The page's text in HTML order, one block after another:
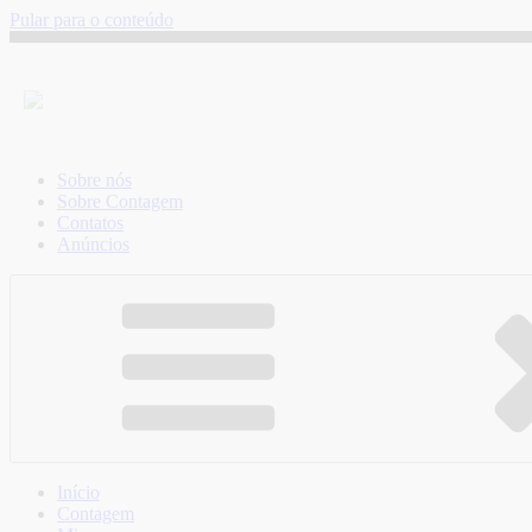
Pular para o conteúdo
Sobre nós
Sobre Contagem
Contatos
Anúncios
Início
Contagem